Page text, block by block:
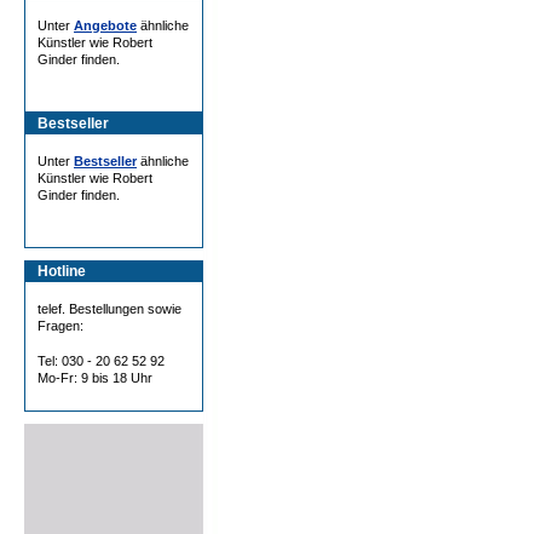
Unter Angebote ähnliche
Künstler wie Robert
Ginder finden.
Bestseller
Unter Bestsellerähnliche
Künstler wie Robert
Ginder finden.
Hotline
telef. Bestellungen sowie
Fragen:
Tel: 030 - 20 62 52 92
Mo-Fr: 9 bis 18 Uhr